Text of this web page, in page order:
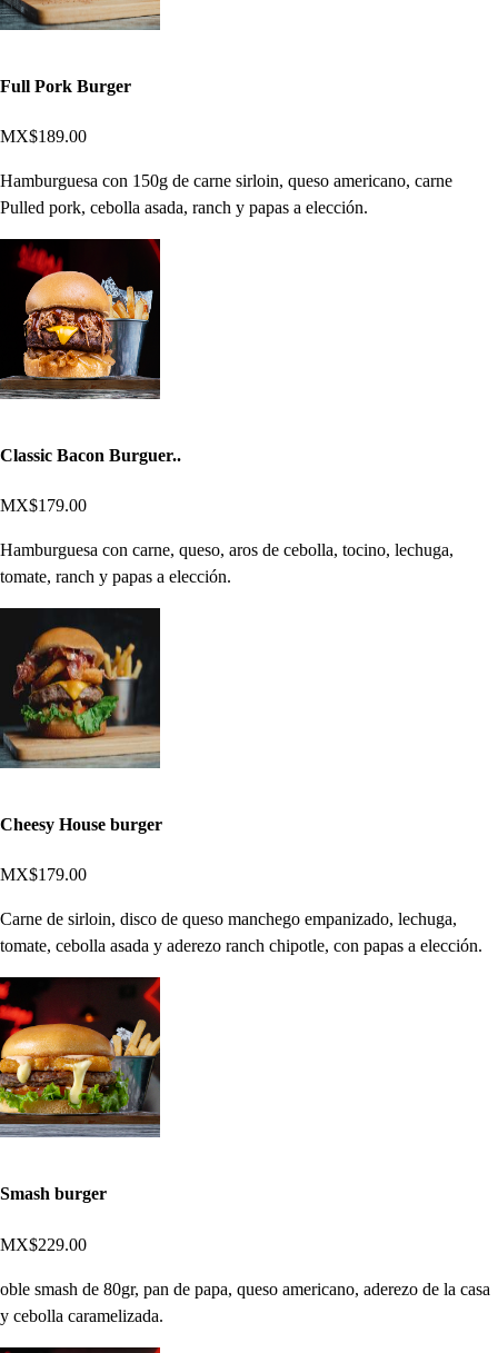
Full Pork Burger
MX$189.00
Hamburguesa con 150g de carne sirloin, queso americano, carne
Pulled pork, cebolla asada, ranch y papas a elección.
Classic Bacon Burguer..
MX$179.00
Hamburguesa con carne, queso, aros de cebolla, tocino, lechuga,
tomate, ranch y papas a elección.
Cheesy House burger
MX$179.00
Carne de sirloin, disco de queso manchego empanizado, lechuga,
tomate, cebolla asada y aderezo ranch chipotle, con papas a elección.
Smash burger
MX$229.00
oble smash de 80gr, pan de papa, queso americano, aderezo de la casa
y cebolla caramelizada.